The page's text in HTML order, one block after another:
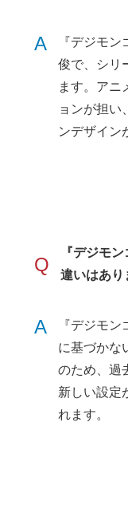
A
『デジモ
俊で、シリ
ます。アニ
ョンが担い
ンデザイン
Q
『デジモ
違いはあり
A
『デジモ
に基づかな
のため、過
新しい設定
れます。